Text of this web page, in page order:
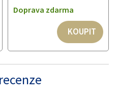
Doprava zdarma
KOUPIT